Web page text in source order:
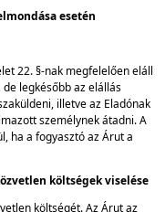
esetén
22. §-nak megfelelően eláll
legkésőbb az elállás
illetve az Eladónak
személynek átadni. A
ha a fogyasztó az Árut a
költségek viselése
költségét. Az Árut az